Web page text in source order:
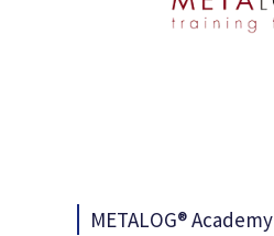
METALOG® Academy